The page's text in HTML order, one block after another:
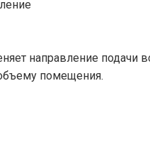
направление подачи
помещения.